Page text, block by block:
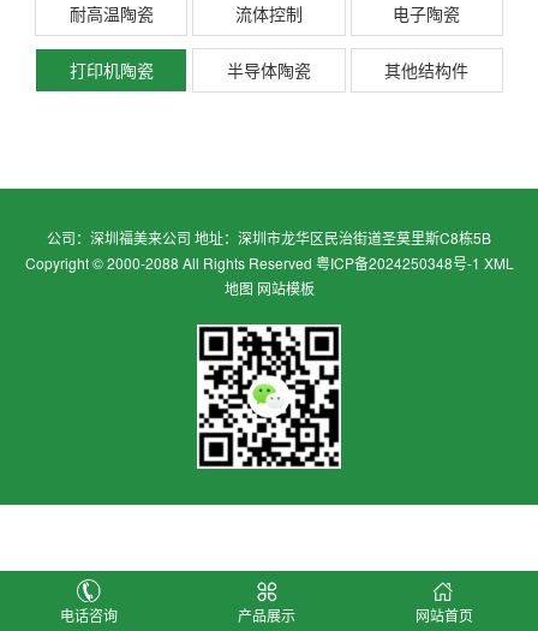
耐高温陶瓷 流体控制 电子陶瓷
打印机陶瓷 半导体陶瓷 其他结构件
公司：深圳福美来公司 地址：深圳市龙华区民治街道圣莫里斯C8栋5B
Copyright © 2000-2088 All Rights Reserved 粤ICP备2024250348号-1 XML
地图 网站模板
电话咨询 产品展示 网站首页